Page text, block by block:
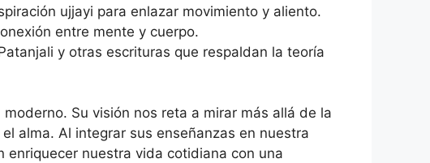
ujjayi para enlazar movimiento y aliento.
entre mente y cuerpo.
y otras escrituras que respaldan la teoría
Su visión nos reta a mirar más allá de la
alma. Al integrar sus enseñanzas en nuestra
nuestra vida cotidiana con una